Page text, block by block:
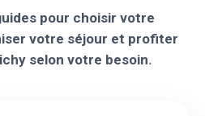
pour choisir votre
votre séjour et profiter
selon votre besoin.